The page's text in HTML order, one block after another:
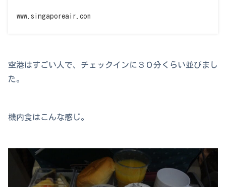
www.singaporeair.com
空港はすごい人で、チェックインに３０分くらい並びまし
た。
機内食はこんな感じ。